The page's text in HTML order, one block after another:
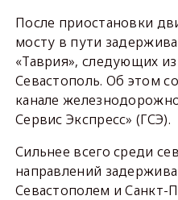
После приостановки
мосту в пути
«Таврия», следующих
Севастополь. Об этом
канале
Сервис Экспресс» (ГСЭ).
Сильнее всего среди
направлений
Севастополем и Санкт-